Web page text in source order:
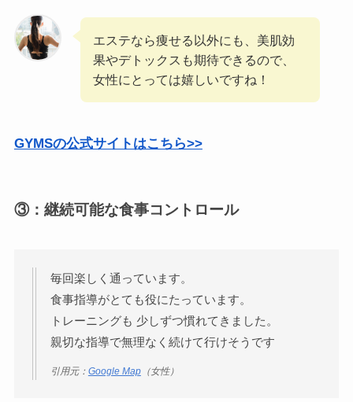
エステなら痩せる以外にも、美肌効
果やデトックスも期待できるので、
女性にとっては嬉しいですね！
GYMSの公式サイトはこちら>>
③：継続可能な食事コントロール
毎回楽しく通っています。
食事指導がとても役にたっています。
トレーニングも 少しずつ慣れてきました。
親切な指導で無理なく続けて行けそうです
引用元： Google Map（女性）